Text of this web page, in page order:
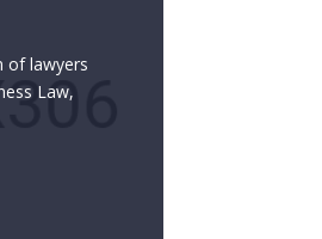
of lawyers
Law,